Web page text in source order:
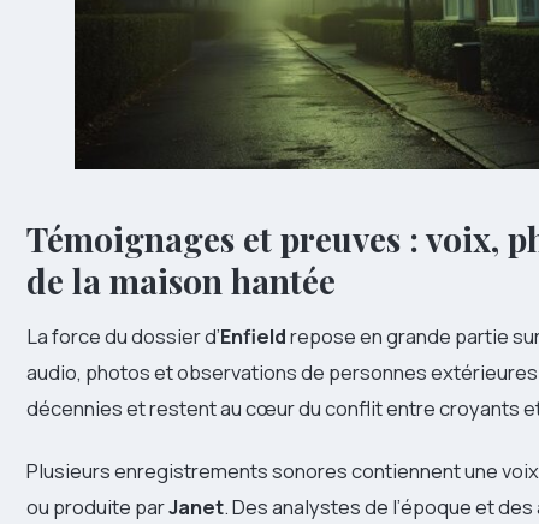
Témoignages et preuves : voix,
de lamaison hantée
La force du dossier d’Enfieldrepose en grande partie
audio, photos et observations de personnes
décennies et restent au cœur du conflit entre croyants
Plusieurs enregistrements sonores contiennent une
ou produite parJanet. Des analystes de l’époque et